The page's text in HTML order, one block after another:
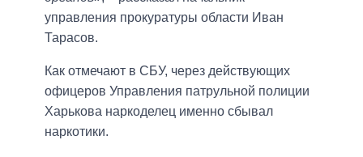
управления прокуратуры области Иван
Тарасов.
Как отмечают в СБУ, через действующих
офицеров Управления патрульной полиции
Харькова наркоделец именно сбывал
наркотики.